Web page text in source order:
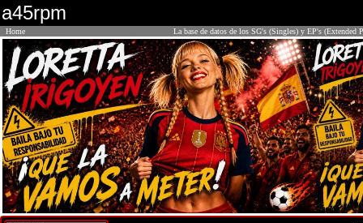
a45rpm
Home La base de datos de los SG's (Singles) y EP's (Extended